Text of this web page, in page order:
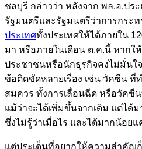
ชลบุรี กล่าวว่า หลังจาก พล.อ.ปร
รัฐมนตรีและรัฐมนตรีว่าการกระ
ประเทศทั้งประเทศให้ได้ภายใน
มา หรือภายในเดือน ต.ค.นี้ หากใ
ประชาชนหรือนักธุรกิจคงไม่มั่นใ
ข้อติดขัดหลายเรื่อง เช่น วัคซีน ที่
สมควร ทั้งการเลื่อนฉีด หรือวัคซี
แม้ว่าจะได้เพิ่มขึ้นจากเดิม แต่ได้
ซึ่งไม่รู้ว่าเมื่อไร และได้มากน้อย
แต่ประเด็นที่อยากให้ความสำคัญ